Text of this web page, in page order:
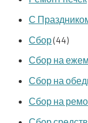
С
Сбор(44)
Сбор на
Сбор на
Сбор на